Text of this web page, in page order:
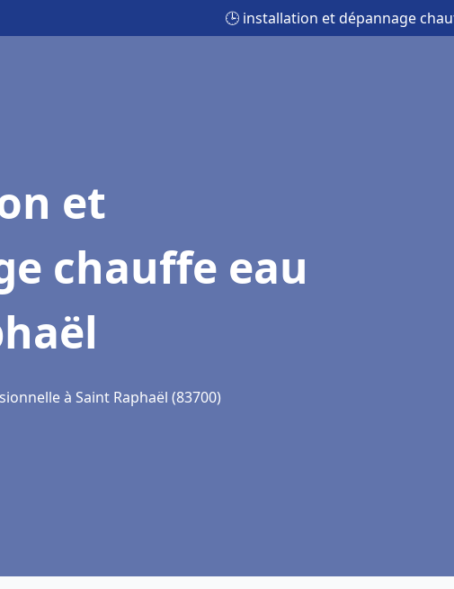
🕒 installation et dépannage
et
chauffe eau
à Saint Raphaël (83700)